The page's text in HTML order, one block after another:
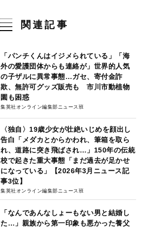
関連記事
「パンチくんはイジメられている」「海
外の愛護団体からも連絡が」世界的人気
の子ザルに異常事態…ガセ、寄付金詐
欺、無許可グッズ販売も 市川市動植物
園も困惑
集英社オンライン編集部ニュース班
〈独自〉19歳少女が壮絶いじめを顔出し
告白「メダカとからかわれ、筆箱を取ら
れ、道路に突き飛ばされ…」150年の伝統
校で起きた重大事態「まだ過去が足かせ
になっている」【2026年3月ニュース記
事3位】
集英社オンライン編集部ニュース班
「なんであんなしょーもない男と結婚し
た…」親族から第一印象も悪かった養父